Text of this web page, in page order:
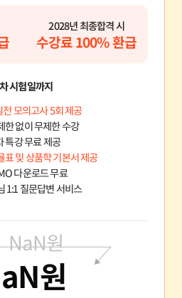
2028년 최종합격 시
수강료 100% 환급
시험일까지
전 모의고사 5회 제공
한 없이 무제한 수강
특강 무료 제공
표 및 상품학 기본서 제공
다운로드 무료
1:1 질문답변 서비스
NaN원
원